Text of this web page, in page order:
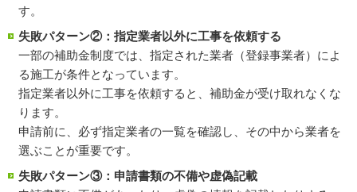
す。
失敗パターン②：指定業者以外に工事を依頼する
一部の補助金制度では、指定された業者（登録事業者）によ
る施工が条件となっています。
指定業者以外に工事を依頼すると、補助金が受け取れなくな
ります。
申請前に、必ず指定業者の一覧を確認し、その中から業者を
選ぶことが重要です。
失敗パターン③：申請書類の不備や虚偽記載